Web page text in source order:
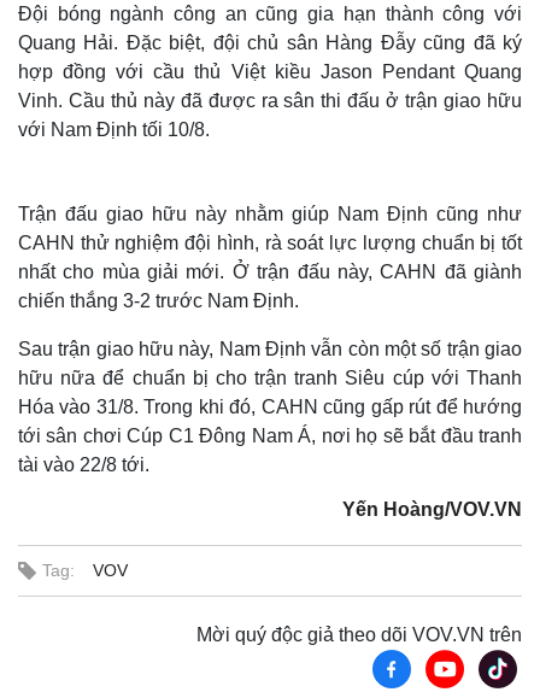
Multimedia
Đội bóng ngành công an cũng gia hạn thành công với
Quang Hải. Đặc biệt, đội chủ sân Hàng Đẫy cũng đã ký
hợp đồng với cầu thủ Việt kiều Jason Pendant Quang
Vinh. Cầu thủ này đã được ra sân thi đấu ở trận giao hữu
với Nam Định tối 10/8.
Trận đấu giao hữu này nhằm giúp Nam Định cũng như
CAHN thử nghiệm đội hình, rà soát lực lượng chuẩn bị tốt
nhất cho mùa giải mới. Ở trận đấu này, CAHN đã giành
chiến thắng 3-2 trước Nam Định.
Sau trận giao hữu này, Nam Định vẫn còn một số trận giao
hữu nữa để chuẩn bị cho trận tranh Siêu cúp với Thanh
Hóa vào 31/8. Trong khi đó, CAHN cũng gấp rút để hướng
tới sân chơi Cúp C1 Đông Nam Á, nơi họ sẽ bắt đầu tranh
tài vào 22/8 tới.
Yến Hoàng/VOV.VN
Tag: VOV
Mời quý độc giả theo dõi VOV.VN trên